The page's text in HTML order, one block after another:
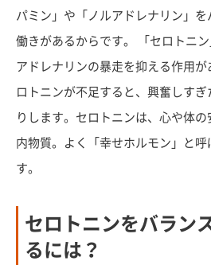
パミン」や「ノルアドレナリン」
働きがあるからです。 「セロトニ
アドレナリンの暴走を抑える作用
ロトニンが不足すると、興奮しす
りします。セロトニンは、心や体
内物質。よく「幸せホルモン」と
す。
セロトニンをバラン
るには？